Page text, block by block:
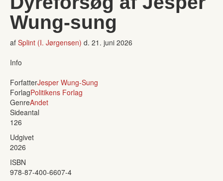
Wung-sung
af Splint (I. Jørgensen) d. 21. juni 2026
Info
ForfatterJesper Wung-Sung
ForlagPolitikens Forlag
GenreAndet
Sideantal
126
Udgivet
2026
ISBN
978-87-400-6607-4